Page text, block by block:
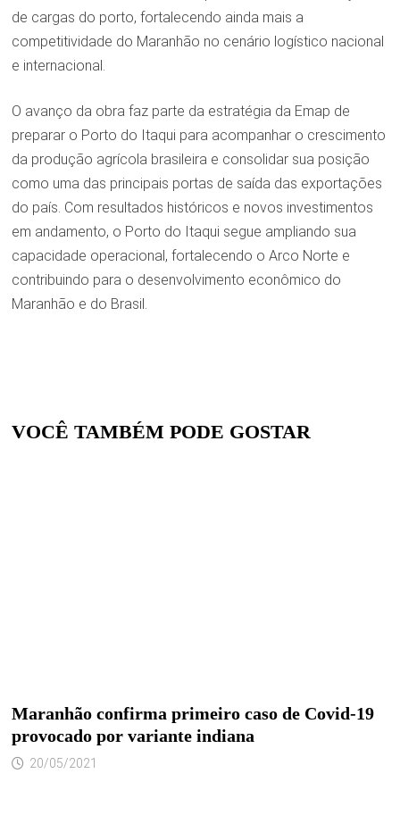
de cargas do porto, fortalecendo ainda mais a
competitividade do Maranhão no cenário logístico nacional
e internacional.
O avanço da obra faz parte da estratégia da Emap de
preparar o Porto do Itaqui para acompanhar o crescimento
da produção agrícola brasileira e consolidar sua posição
como uma das principais portas de saída das exportações
do país. Com resultados históricos e novos investimentos
em andamento, o Porto do Itaqui segue ampliando sua
capacidade operacional, fortalecendo o Arco Norte e
contribuindo para o desenvolvimento econômico do
Maranhão e do Brasil.
VOCÊ TAMBÉM PODE GOSTAR
Maranhão confirma primeiro caso de Covid-19
provocado por variante indiana
20/05/2021